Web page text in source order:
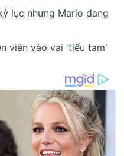
lục nhưng Mario đang
viên vào vai 'tiểu tam'